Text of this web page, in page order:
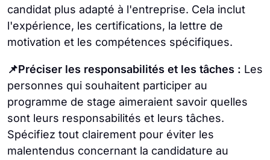
candidat plus adapté à l'entreprise. Cela inclut
l'expérience, les certifications, la lettre de
motivation et les compétences spécifiques.
📌Préciser les responsabilités et les tâches : Les
personnes qui souhaitent participer au
programme de stage aimeraient savoir quelles
sont leurs responsabilités et leurs tâches.
Spécifiez tout clairement pour éviter les
malentendus concernant la candidature au